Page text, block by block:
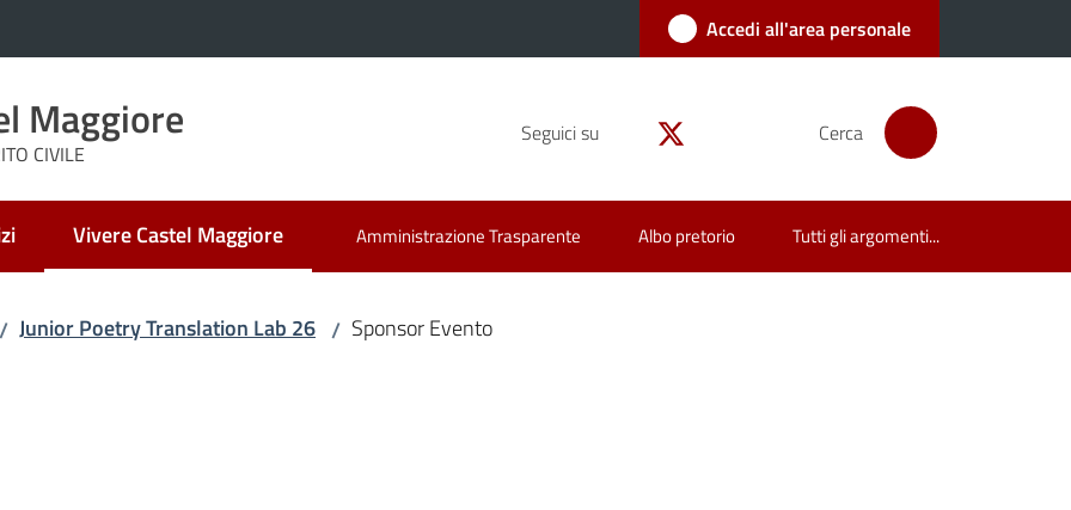
Accedi all'area personale
Maggiore
CIVILE
Seguici su Cerca
Vivere Castel Maggiore
Menu selezionato Amministrazione Trasparente Albo pretorio Tutti gli argomenti...
/ Junior Poetry Translation Lab 26 / Sponsor Evento